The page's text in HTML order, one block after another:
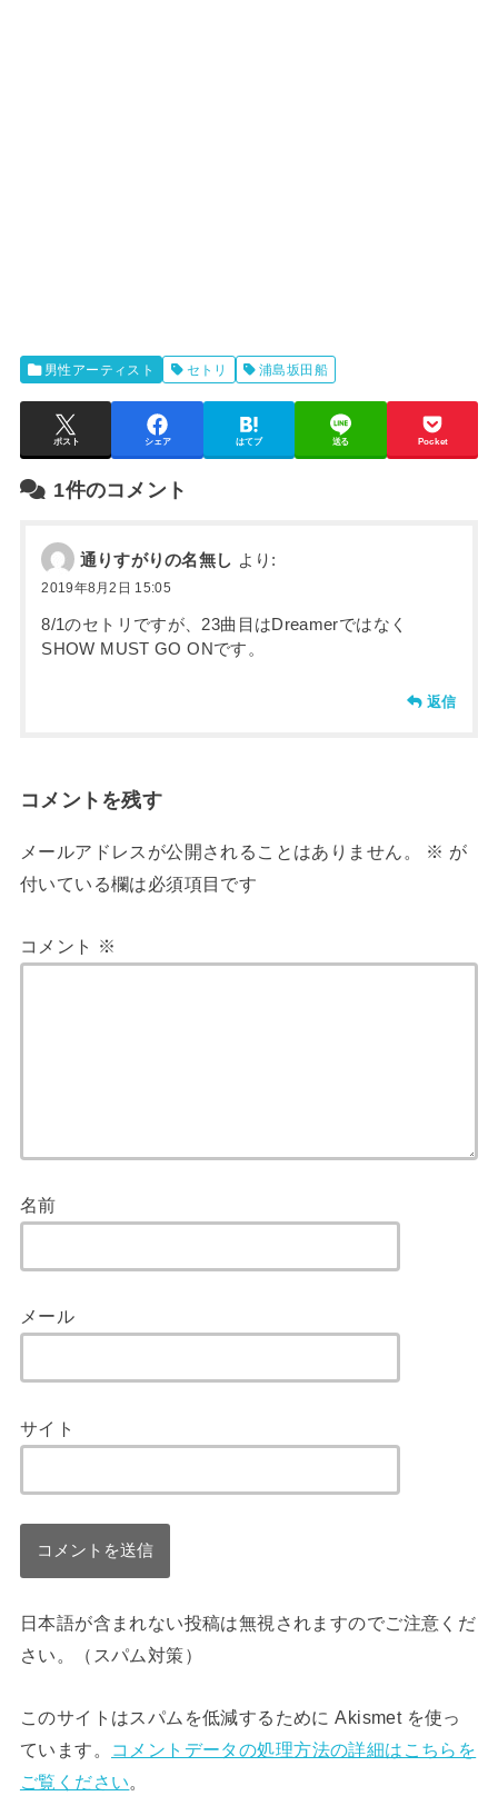
男性アーティスト セトリ 浦島坂田船
ポスト シェア はてブ 送る Pocket
1件のコメント
通りすがりの名無し より:
2019年8月2日 15:05
8/1のセトリですが、23曲目はDreamerではなく
SHOW MUST GO ONです。
返信
コメントを残す
メールアドレスが公開されることはありません。 ※ が
付いている欄は必須項目です
コメント ※
名前
メール
サイト
日本語が含まれない投稿は無視されますのでご注意くだ
さい。（スパム対策）
このサイトはスパムを低減するために Akismet を使っ
ています。
コメントデータの処理方法の詳細はこちらを
ご覧ください